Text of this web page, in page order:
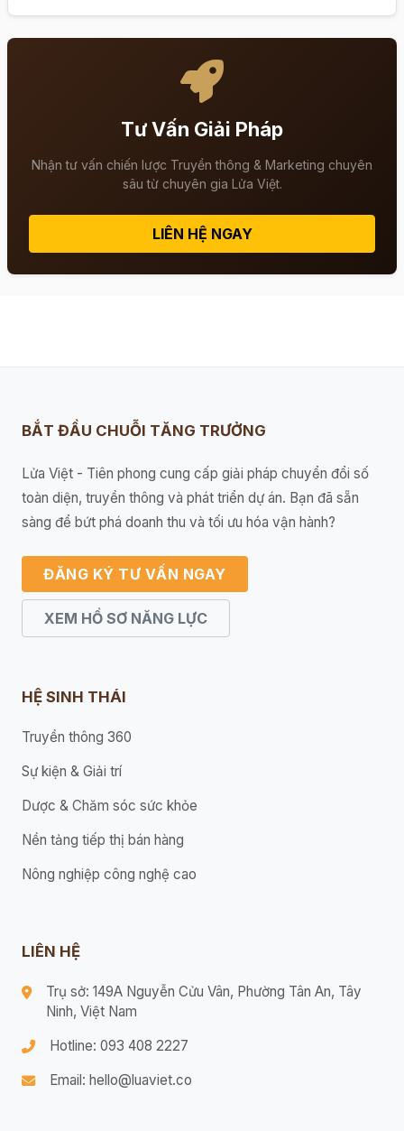
Tư Vấn Giải Pháp
Nhận tư vấn chiến lược Truyền thông & Marketing chuyên
sâu từ chuyên gia Lửa Việt.
LIÊN HỆ NGAY
BẮT ĐẦU CHUỖI TĂNG TRƯỞNG
Lửa Việt - Tiên phong cung cấp giải pháp chuyển đổi số
toàn diện, truyền thông và phát triển dự án. Bạn đã sẵn
sàng để bứt phá doanh thu và tối ưu hóa vận hành?
ĐĂNG KÝ TƯ VẤN NGAY
XEM HỒ SƠ NĂNG LỰC
HỆ SINH THÁI
Truyền thông 360
Sự kiện & Giải trí
Dược & Chăm sóc sức khỏe
Nền tảng tiếp thị bán hàng
Nông nghiệp công nghệ cao
LIÊN HỆ
Trụ sở: 149A Nguyễn Cửu Vân, Phường Tân An, Tây
Ninh, Việt Nam
Hotline: 093 408 2227
Email: hello@luaviet.co